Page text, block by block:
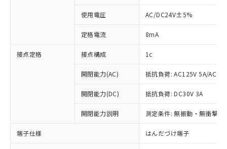
使用電圧 AC/DC24V±5%
定格電流 8mA
接点定格 接点構成 1c
開閉能力(AC) 抵抗負荷: AC125V 5A/
開閉能力(DC) 抵抗負荷: DC30V 3A
開閉能力説明 測定条件: 無振動・無衝撃
端子仕様 はんだづけ端子
※1 対応状況
対応済み：EU RoHS指令（10物質）の
非含有に対応した製品が提供可能な商品で